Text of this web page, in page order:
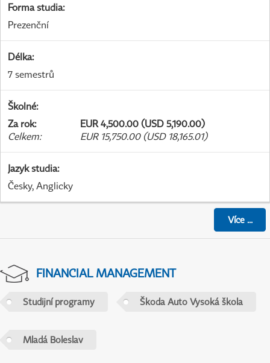
Forma studia:
Prezenční
Délka:
7 semestrů
Školné:
Za rok:
EUR 4,500.00 (USD 5,190.00)
Celkem: EUR 15,750.00 (USD 18,165.01)
Jazyk studia:
Česky, Anglicky
Více...
FINANCIAL MANAGEMENT
Studijní programy Škoda Auto Vysoká škola
Mladá Boleslav